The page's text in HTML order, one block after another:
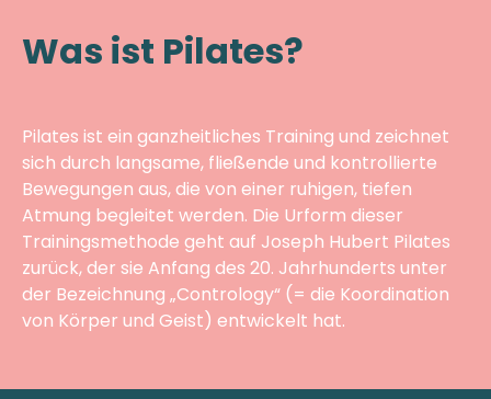
Was ist Pilates?
Pilates ist ein ganzheitliches Training und zeichnet
sich durch langsame, fließende und kontrollierte
Bewegungen aus, die von einer ruhigen, tiefen
Atmung begleitet werden. Die Urform dieser
Trainingsmethode geht auf Joseph Hubert Pilates
zurück, der sie Anfang des 20. Jahrhunderts unter
der Bezeichnung „Contrology“ (= die Koordination
von Körper und Geist) entwickelt hat.